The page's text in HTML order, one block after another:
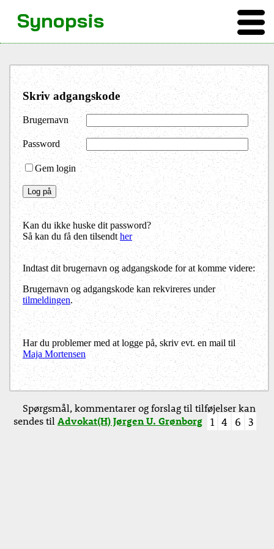
Skriv adgangskode
Brugernavn
Password
Gem login
Kan du ikke huske dit password?
Så kan du få den tilsendther
Indtast dit brugernavn og adgangskode for at komme videre:
Brugernavn og adgangskode kan rekvireres under
tilmeldingen.
Har du problemer med at logge på, skriv evt. en mail til
Maja Mortensen
Synopsis
Spørgsmål, kommentarer og forslag til tilføjelser kan
sendes tilAdvokat(H) Jørgen U. Grønborg 1 4 6 3